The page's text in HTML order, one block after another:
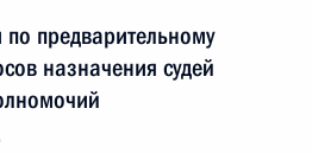
предварительному
назначения судей